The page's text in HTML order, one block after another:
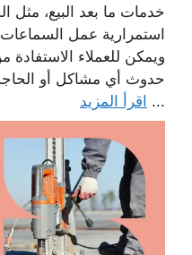
خدمات ما بعد البيع، مثل
استمرارية عمل
ويمكن للعملاء
حدوث أي مشاكل أو
... اقرأ المزيد